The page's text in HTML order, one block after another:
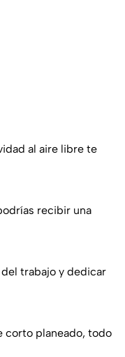
al aire libre te
recibir una
trabajo y dedicar
corto planeado, todo